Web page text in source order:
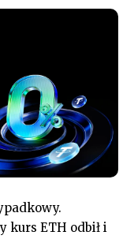
kurs ETH odbił i